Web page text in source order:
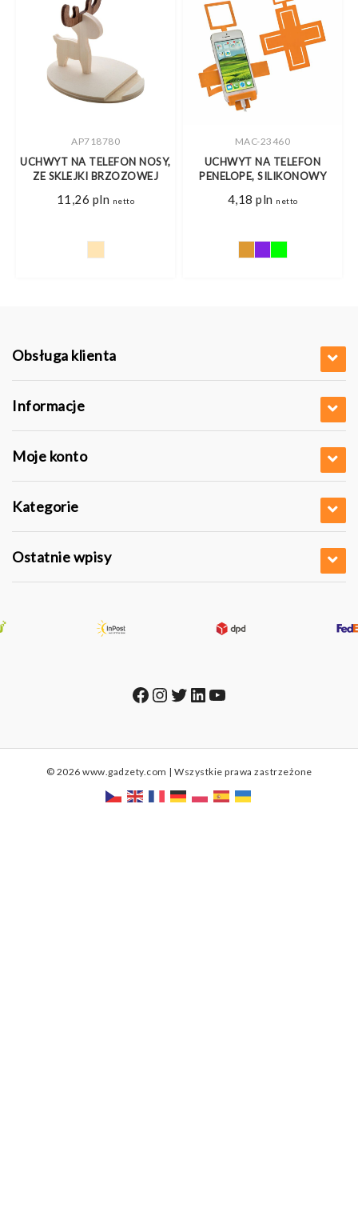
AP718780
UCHWYT NA TELEFON NOSY,
ZE SKLEJKI BRZOZOWEJ
11,26 pln netto
MAC-23460
UCHWYT NA TELEFON
PENELOPE, SILIKONOWY
4,18 pln netto
Obsługa klienta
Informacje
Moje konto
Kategorie
Ostatnie wpisy
Facebook
Instagram
Twitter
LinkedIn
YouTube
© 2026 www.gadzety.com | Wszystkie prawa zastrzeżone